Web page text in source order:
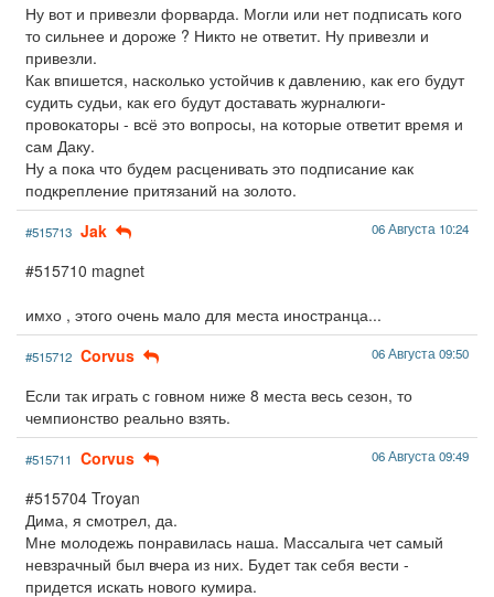
Ну вот и привезли форварда. Могли или нет подписать кого
то сильнее и дороже ? Никто не ответит. Ну привезли и
привезли.
Как впишется, насколько устойчив к давлению, как его будут
судить судьи, как его будут доставать журналюги-
провокаторы - всё это вопросы, на которые ответит время и
сам Даку.
Ну а пока что будем расценивать это подписание как
подкрепление притязаний на золото.
#515713 Jak 06 Августа 10:24
#515710 magnet
имхо , этого очень мало для места иностранца...
#515712 Corvus 06 Августа 09:50
Если так играть с говном ниже 8 места весь сезон, то
чемпионство реально взять.
#515711 Corvus 06 Августа 09:49
#515704 Troyan
Дима, я смотрел, да.
Мне молодежь понравилась наша. Массалыга чет самый
невзрачный был вчера из них. Будет так себя вести -
придется искать нового кумира.